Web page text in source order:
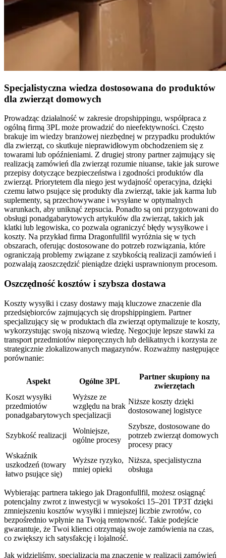
Specjalistyczna wiedza dostosowana do produktów
dla zwierząt domowych
Prowadząc działalność w zakresie dropshippingu, współpraca z
ogólną firmą 3PL może prowadzić do nieefektywności. Często
brakuje im wiedzy branżowej niezbędnej w przypadku produktów
dla zwierząt, co skutkuje nieprawidłowym obchodzeniem się z
towarami lub opóźnieniami. Z drugiej strony partner zajmujący się
realizacją zamówień dla zwierząt rozumie niuanse, takie jak surowe
przepisy dotyczące bezpieczeństwa i zgodności produktów dla
zwierząt. Priorytetem dla niego jest wydajność operacyjna, dzięki
czemu łatwo psujące się produkty dla zwierząt, takie jak karma lub
suplementy, są przechowywane i wysyłane w optymalnych
warunkach, aby uniknąć zepsucia. Ponadto są oni przygotowani do
obsługi ponadgabarytowych artykułów dla zwierząt, takich jak
klatki lub legowiska, co pozwala ograniczyć błędy wysyłkowe i
koszty. Na przykład firma Dragonfullfil wyróżnia się w tych
obszarach, oferując dostosowane do potrzeb rozwiązania, które
ograniczają problemy związane z szybkością realizacji zamówień i
pozwalają zaoszczędzić pieniądze dzięki usprawnionym procesom.
Oszczędność kosztów i szybsza dostawa
Koszty wysyłki i czasy dostawy mają kluczowe znaczenie dla
przedsiębiorców zajmujących się dropshippingiem. Partner
specjalizujący się w produktach dla zwierząt optymalizuje te koszty,
wykorzystując swoją niszową wiedzę. Negocjuje lepsze stawki za
transport przedmiotów nieporęcznych lub delikatnych i korzysta ze
strategicznie zlokalizowanych magazynów. Rozważmy następujące
porównanie:
Aspekt Ogólne 3PL
Partner skupiony na
zwierzętach
Koszt wysyłki
przedmiotów
ponadgabarytowych
Wyższe ze
względu na brak
specjalizacji
Niższe koszty dzięki
dostosowanej logistyce
Szybkość realizacji
Wolniejsze,
ogólne procesy
Szybsze, dostosowane do
potrzeb zwierząt domowych
procesy pracy
Wskaźnik
uszkodzeń (towary
łatwo psujące się)
Wyższe ryzyko,
mniej opieki
Niższa, specjalistyczna
obsługa
Wybierając partnera takiego jak Dragonfullfil, możesz osiągnąć
potencjalny zwrot z inwestycji w wysokości 15–201 TP3T dzięki
zmniejszeniu kosztów wysyłki i mniejszej liczbie zwrotów, co
bezpośrednio wpłynie na Twoją rentowność. Takie podejście
gwarantuje, że Twoi klienci otrzymają swoje zamówienia na czas,
co zwiększy ich satysfakcję i lojalność.
Jak widzieliśmy, specjalizacja ma znaczenie w realizacji zamówień